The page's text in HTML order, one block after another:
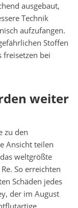
ausgebaut,
Technik
aufzufangen.
Stoffen
freisetzen bei
weiter
zu den
Ansicht teilen
weltgrößte
So erreichten
Schäden jedes
der im August